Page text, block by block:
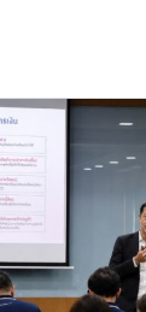
ณภาพใกล้เคียงกัน
(Notice
Listing
ใน 1 ปี หลังเข้า
ษัทไม่ปฏิบัติตา
ถอน ถ้า SP 2 ปี)